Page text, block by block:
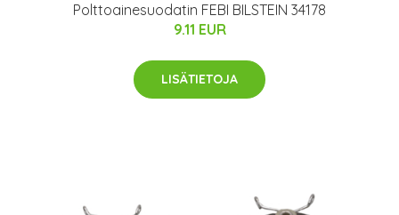
Polttoainesuodatin FEBI BILSTEIN 34178
9.11 EUR
LISÄTIETOJA